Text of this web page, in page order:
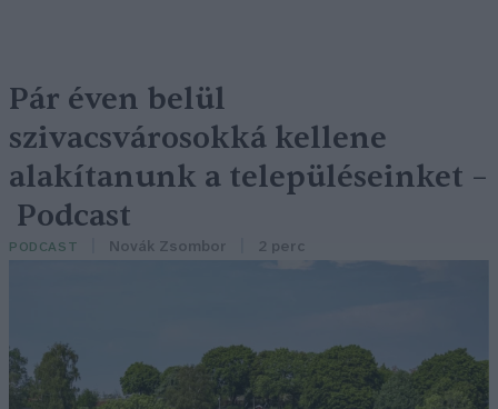
Pár éven belül
szivacsvárosokká kellene
alakítanunk a településeinket –
Podcast
PODCAST Novák Zsombor 2 perc